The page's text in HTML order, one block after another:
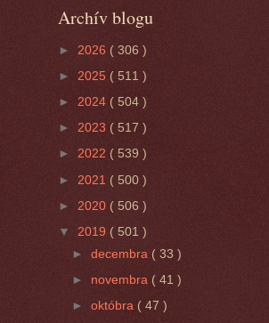
Archív blogu
► 2026 ( 306 )
► 2025 ( 511 )
► 2024 ( 504 )
► 2023 ( 517 )
► 2022 ( 539 )
► 2021 ( 500 )
► 2020 ( 506 )
▼ 2019 ( 501 )
►decembra ( 33 )
► novembra ( 41 )
►októbra ( 47 )